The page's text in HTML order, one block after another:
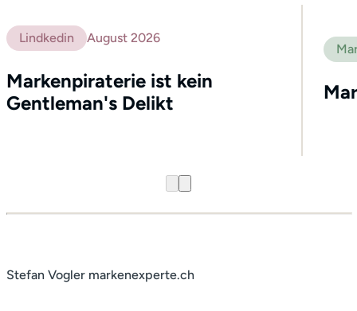
Lindkedin August 2026
Markenpiraterie ist kein
Gentleman's Delikt
Stefan Vogler markenexperte.ch